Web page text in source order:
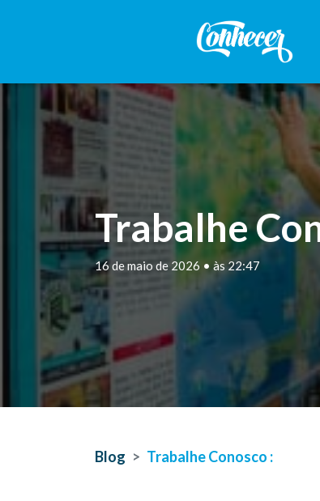
Trabalhe
16 de maio de 2026 • às 22:47
Blog Trabalhe Conosco :